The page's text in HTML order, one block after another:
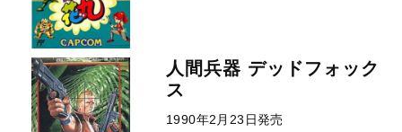
人間兵器 デッドフォック
ス
1990年2月23日発売